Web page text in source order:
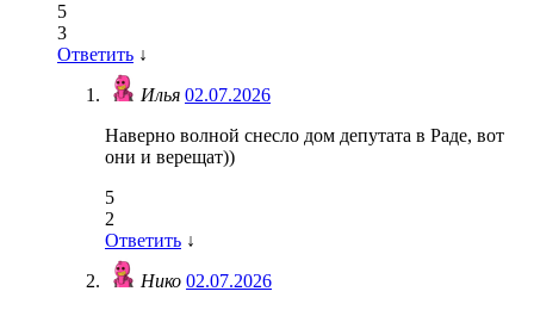
5
3
Ответить ↓
Илья 02.07.2026
Наверно волной снесло дом депутата в Раде, вот
они и верещат))
5
2
Ответить ↓
Нико 02.07.2026